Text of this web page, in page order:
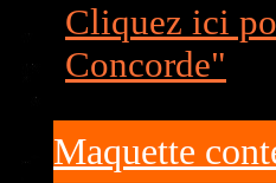
Cliquez ici
Concorde"
Maquette